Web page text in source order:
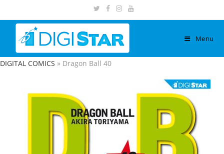
Menu
DIGITAL COMICS » Dragon Ball 40